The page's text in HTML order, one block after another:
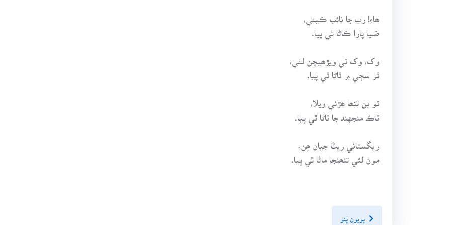
ھاءِ! رب جا نائب ڪيئي،
ضيا پارا ڪاڻا ٿي پيا.
وک، وک تي ويڙھيچن لئي،
ٿر سڄي ۾ ٿاڻا ٿي پيا.
تو بن تنھا ھڙئي ويلا،
ٽاڪ منجهند جا ٽاڻا ٿي پيا.
ريگستاني ريٽَ جيان ھِن،
مون لئي تنھنجا ماڻا ٿي پيا.
پويون پَنو